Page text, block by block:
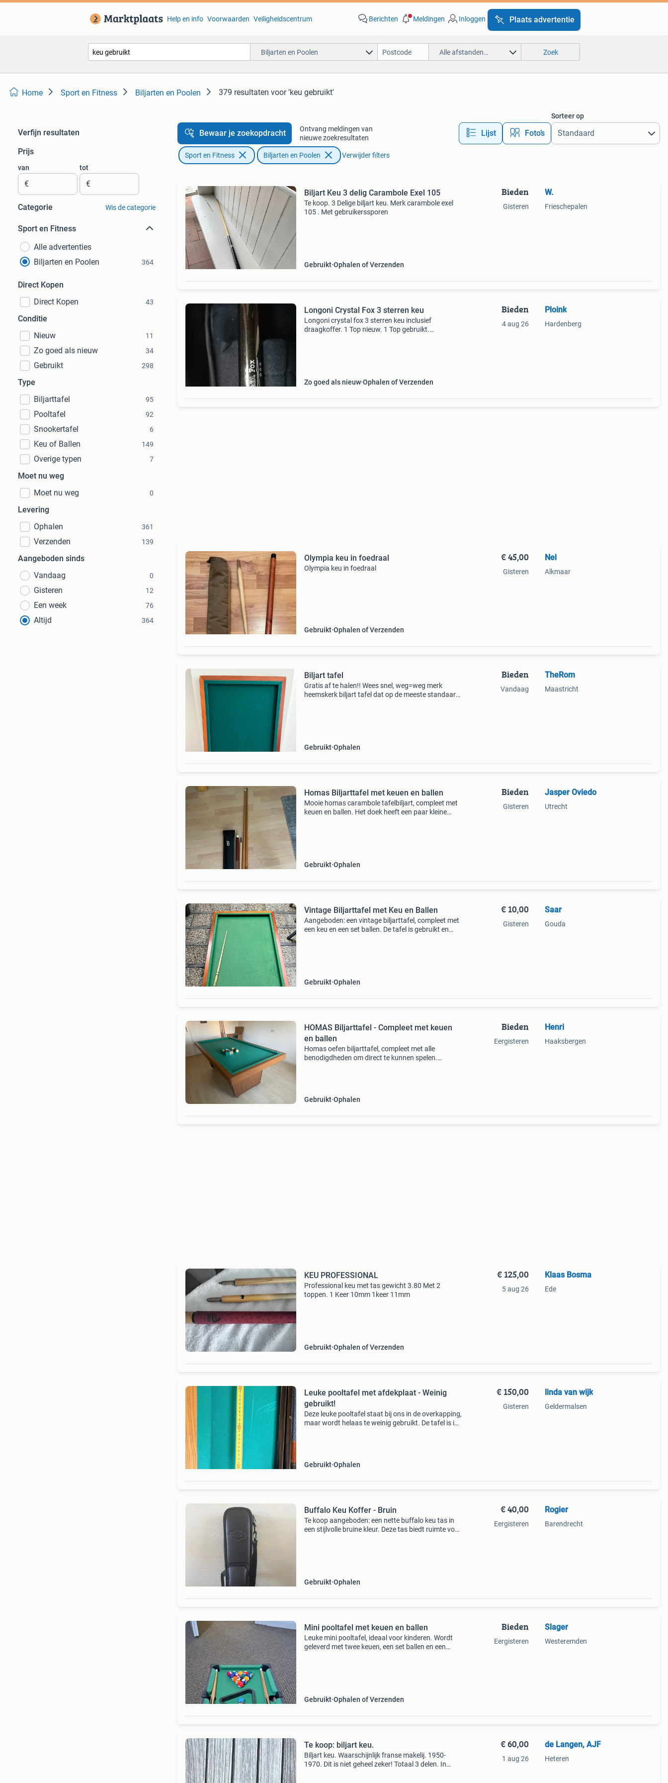
Help en info Voorwaarden Veiligheidscentrum Berichten Meldingen Inloggen Plaats advertentie
Biljarten en Poolen Alle afstanden… Zoek
Home Sport en Fitness Biljarten en Poolen 379 resultaten voor 'keu gebruikt'
Verfijn resultaten
Prijs
van
€
tot
€
Categorie Wis de categorie
Sport en Fitness
Alle advertenties
Biljarten en Poolen
364
Direct Kopen
Direct Kopen
43
Conditie
Nieuw
11
Zo goed als nieuw 34
Gebruikt 298
Type
Biljarttafel
95
Pooltafel 92
Snookertafel 6
Keu of Ballen 149
Overige typen 7
Moet nu weg
Moet nu weg
0
Levering
Ophalen
361
Verzenden 139
Aangeboden sinds
Vandaag
0
Gisteren 12
Een week 76
Altijd 364
Bewaar je zoekopdracht
Ontvang meldingen van
nieuwe zoekresultaten
Lijst Foto’s
Sorteer op
Sport en Fitness Biljarten en Poolen Verwijder filters
Biljart Keu 3 delig Carambole Exel 105
Te koop. 3 Delige biljart keu. Merk carambole exel
105 . Met gebruikerssporen
Gebruikt Ophalen of Verzenden
Bieden
Gisteren
W.
Frieschepalen
Longoni Crystal Fox 3 sterren keu
Longoni crystal fox 3 sterren keu inclusief
draagkoffer. 1 Top nieuw. 1 Top gebruikt.
Zo goed als nieuw Ophalen of Verzenden
Bieden
4 aug 26
Ploink
Hardenberg
Olympia keu in foedraal
Olympia keu in foedraal
Gebruikt Ophalen of Verzenden
€ 45,00
Gisteren
Nel
Alkmaar
Biljart tafel
Gratis af te halen!! Wees snel, weg=weg merk
heemskerk biljart tafel dat op de meeste standaard
Gebruikt Ophalen
Bieden
Vandaag
TheRom
Maastricht
Homas Biljarttafel met keuen en ballen
Mooie homas carambole tafelbiljart, compleet met
keuen en ballen. Het doek heeft een paar kleine
Gebruikt Ophalen
Bieden
Gisteren
Jasper Oviedo
Utrecht
Vintage Biljarttafel met Keu en Ballen
Aangeboden: een vintage biljarttafel, compleet met
een keu en een set ballen. De tafel is gebruikt en
Gebruikt Ophalen
€ 10,00
Gisteren
Saar
Gouda
HOMAS Biljarttafel - Compleet met keuen
en ballen
Homas oefen biljarttafel, compleet met alle
benodigdheden om direct te kunnen spelen.
Gebruikt Ophalen
Bieden
Eergisteren
Henri
Haaksbergen
KEU PROFESSIONAL
Professional keu met tas gewicht 3.80 Met 2
toppen. 1 Keer 10mm 1keer 11mm
Gebruikt Ophalen of Verzenden
€ 125,00
5 aug 26
Klaas Bosma
Ede
Leuke pooltafel met afdekplaat - Weinig
gebruikt!
Deze leuke pooltafel staat bij ons in de overkapping,
maar wordt helaas te weinig gebruikt. De tafel is in
Gebruikt Ophalen
€ 150,00
Gisteren
linda van wijk
Geldermalsen
Buffalo Keu Koffer - Bruin
Te koop aangeboden: een nette buffalo keu tas in
een stijlvolle bruine kleur. Deze tas biedt ruimte voor
Gebruikt Ophalen
€ 40,00
Eergisteren
Rogier
Barendrecht
Mini pooltafel met keuen en ballen
Leuke mini pooltafel, ideaal voor kinderen. Wordt
geleverd met twee keuen, een set ballen en een
Gebruikt Ophalen of Verzenden
Bieden
Eergisteren
Slager
Westeremden
Te koop: biljart keu.
Biljart keu. Waarschijnlijk franse makelij. 1950-
1970. Dit is niet geheel zeker! Totaal 3 delen. In
€ 60,00
1 aug 26
de Langen, AJF
Heteren